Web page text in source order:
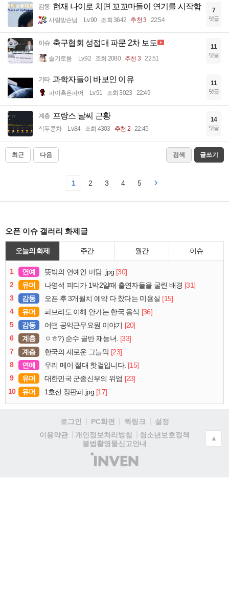
감동 현재 나이로 치면 꼬꼬마들이 연기를 시작함
사랑방손님 Lv.90 조회 3642 추천 3 22:54
7
댓글
이슈 축구협회 성접대 파문 2차 보도
슬기로움 Lv.92 조회 2080 추천 3 22:51
11
댓글
기타 과학자들이 바보인 이유
파이혹은파어 Lv.91 조회 3023 22:49
11
댓글
계층 프랑스 날씨 근황
작두콩차 Lv.84 조회 4303 추천 2 22:45
14
댓글
최근 다음 검색 글쓰기
1 2 3 4 5
오픈 이슈 갤러리 화제글
오늘의 화제 주간 월간 이슈
1 연예 뜻밖의 연예인 미담..jpg [30]
2
유머 나영석 피디가 1박2일때 출연자들을 굴린 배경 [31]
3
감동 오픈 후 3개월치 예약 다 찼다는 미용실 [15]
4
유머 파브리도 이해 안가는 한국 음식 [36]
5
감동 어떤 공익근무요원 이야기
[20]
6
계층 ㅇㅎ?) 순수 골반 재능녀. [33]
7
계층 한국의 새로운 그늘막 [23]
8
연예 우리 메이 절대 핫걸입니다. [15]
9
유머 대한민국 군종신부의 위엄 [23]
10
유머 1호선 장판파.jpg [17]
로그인 PC화면 퀵링크
설정
이용약관
개인정보처리방침
청소년보호정책
불법촬영물신고안내
(주)
인
▲